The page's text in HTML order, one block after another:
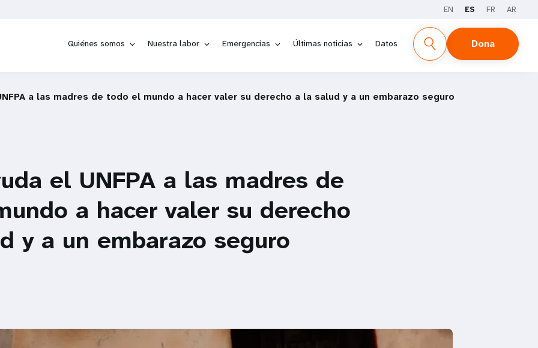
EN ES FR AR
Quiénes somos Nuestra labor Emergencias Últimas noticias Datos Dona
a las madres de todo el mundo a hacer valer su derecho a la salud y a un embarazo seguro
el UNFPA a las madres de
a hacer valer su derecho
y a un embarazo seguro